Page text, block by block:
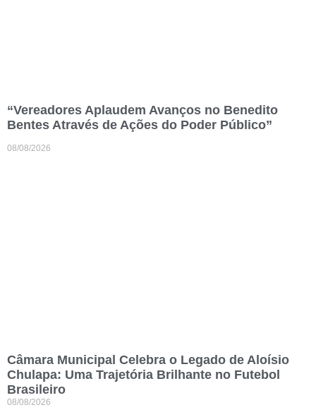
“Vereadores Aplaudem Avanços no Benedito
Bentes Através de Ações do Poder Público”
08/08/2026
Câmara Municipal Celebra o Legado de Aloísio
Chulapa: Uma Trajetória Brilhante no Futebol
Brasileiro
08/08/2026